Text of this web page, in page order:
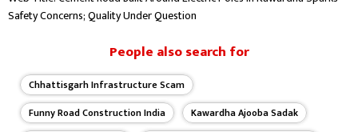
Safety Concerns; Quality Under Question
People also search for
Chhattisgarh Infrastructure Scam
Funny Road Construction India
Kawardha Ajooba Sadak